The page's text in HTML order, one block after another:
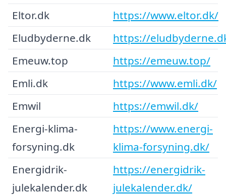
Eltor.dk
https://www.eltor.dk/
Eludbyderne.dk
https://
Emeuw.top
https://emeuw.top/
Emli.dk
https://www.emli.dk/
Emwil
https://emwil.dk/
Energi-klima-
forsyning.dk
https://www.energi-
klima-forsyning.dk/
Energidrik-
julekalender.dk
https://energidrik-
julekalender.dk/